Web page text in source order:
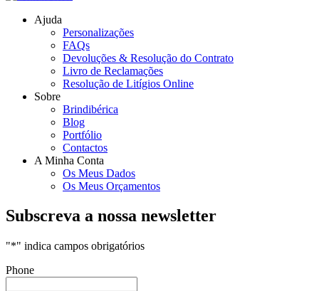
Ajuda
Personalizações
FAQs
Devoluções & Resolução do Contrato
Livro de Reclamações
Resolução de Litígios Online
Sobre
Brindibérica
Blog
Portfólio
Contactos
A Minha Conta
Os Meus Dados
Os Meus Orçamentos
Subscreva a nossa newsletter
"*" indica campos obrigatórios
Phone